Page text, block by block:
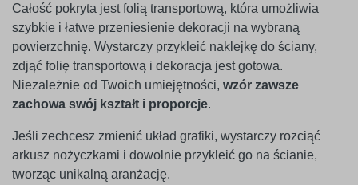
Całość pokryta jest folią transportową, która umożliwia
szybkie i łatwe przeniesienie dekoracji na wybraną
powierzchnię. Wystarczy przykleić naklejkę do ściany,
zdjąć folię transportową i dekoracja jest gotowa.
Niezależnie od Twoich umiejętności, wzór zawsze
zachowa swój kształt i proporcje.
Jeśli zechcesz zmienić układ grafiki, wystarczy rozciąć
arkusz nożyczkami i dowolnie przykleić go na ścianie,
tworząc unikalną aranżację.